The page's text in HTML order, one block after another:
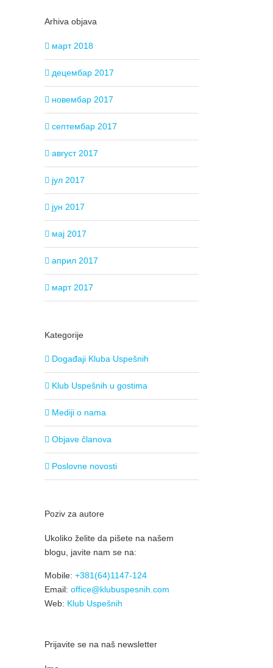
Arhiva objava
март 2018
децембар 2017
новембар 2017
септембар 2017
август 2017
јул 2017
јун 2017
мај 2017
април 2017
март 2017
Kategorije
Događaji Kluba Uspešnih
Klub Uspešnih u gostima
Mediji o nama
Objave članova
Poslovne novosti
Poziv za autore
Ukoliko želite da pišete na našem
blogu, javite nam se na:
Mobile: +381(64)1147-124
Email: office@klubuspesnih.com
Web: Klub Uspešnih
Prijavite se na naš newsletter